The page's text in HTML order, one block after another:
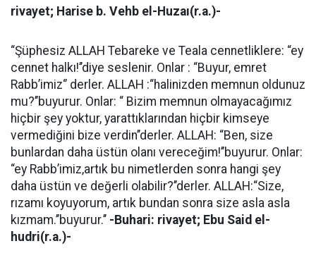
rivayet; Harise b. Vehb el-Huzaı(r.a.)-
“Şüphesiz ALLAH Tebareke ve Teala cennetliklere: “ey
cennet halkı!’’diye seslenir. Onlar : “Buyur, emret
Rabb’imiz‘’ derler. ALLAH :“halinizden memnun oldunuz
mu?’’buyurur. Onlar: “ Bizim memnun olmayacağımız
hiçbir şey yoktur, yarattıklarından hiçbir kimseye
vermediğini bize verdin’’derler. ALLAH: “Ben, size
bunlardan daha üstün olanı vereceğim!’’buyurur. Onlar:
“ey Rabb’imiz,artık bu nimetlerden sonra hangi şey
daha üstün ve değerli olabilir?’’derler. ALLAH:“Size,
rızamı koyuyorum, artık bundan sonra size asla asla
kızmam.’’buyurur.’’ -Buhari: rivayet; Ebu Said el-
hudri(r.a.)-